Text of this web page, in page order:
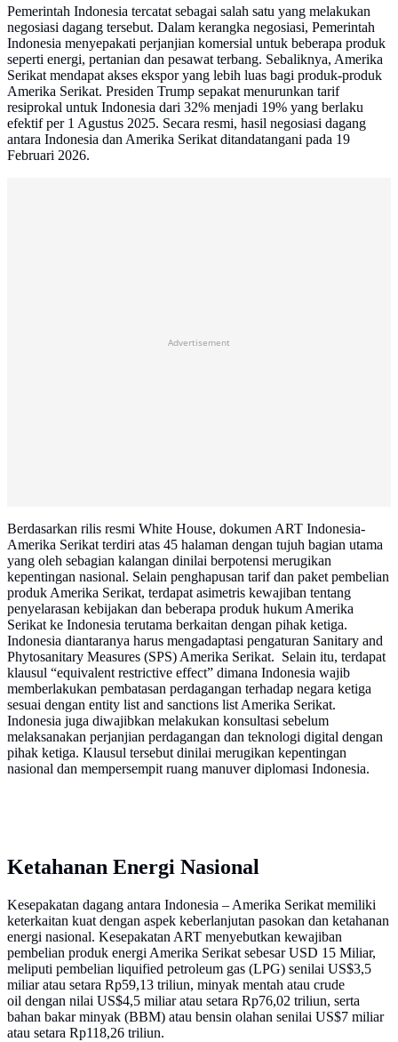
Pemerintah Indonesia tercatat sebagai salah satu yang melakukan
negosiasi dagang tersebut. Dalam kerangka negosiasi, Pemerintah
Indonesia menyepakati perjanjian komersial untuk beberapa produk
seperti energi, pertanian dan pesawat terbang. Sebaliknya, Amerika
Serikat mendapat akses ekspor yang lebih luas bagi produk-produk
Amerika Serikat. Presiden Trump sepakat menurunkan tarif
resiprokal untuk Indonesia dari 32% menjadi 19% yang berlaku
efektif per 1 Agustus 2025. Secara resmi, hasil negosiasi dagang
antara Indonesia dan Amerika Serikat ditandatangani pada 19
Februari 2026.
Advertisement
Berdasarkan rilis resmi White House, dokumen ART Indonesia-
Amerika Serikat terdiri atas 45 halaman dengan tujuh bagian utama
yang oleh sebagian kalangan dinilai berpotensi merugikan
kepentingan nasional. Selain penghapusan tarif dan paket pembelian
produk Amerika Serikat, terdapat asimetris kewajiban tentang
penyelarasan kebijakan dan beberapa produk hukum Amerika
Serikat ke Indonesia terutama berkaitan dengan pihak ketiga.
Indonesia diantaranya harus mengadaptasi pengaturan Sanitary and
Phytosanitary Measures (SPS) Amerika Serikat. Selain itu, terdapat
klausul “equivalent restrictive effect” dimana Indonesia wajib
memberlakukan pembatasan perdagangan terhadap negara ketiga
sesuai dengan entity list and sanctions list Amerika Serikat.
Indonesia juga diwajibkan melakukan konsultasi sebelum
melaksanakan perjanjian perdagangan dan teknologi digital dengan
pihak ketiga. Klausul tersebut dinilai merugikan kepentingan
nasional dan mempersempit ruang manuver diplomasi Indonesia.
Ketahanan Energi Nasional
Kesepakatan dagang antara Indonesia – Amerika Serikat memiliki
keterkaitan kuat dengan aspek keberlanjutan pasokan dan ketahanan
energi nasional. Kesepakatan ART menyebutkan kewajiban
pembelian produk energi Amerika Serikat sebesar USD 15 Miliar,
meliputi pembelian liquified petroleum gas (LPG) senilai US$3,5
miliar atau setara Rp59,13 triliun, minyak mentah atau crude
oil dengan nilai US$4,5 miliar atau setara Rp76,02 triliun, serta
bahan bakar minyak (BBM) atau bensin olahan senilai US$7 miliar
atau setara Rp118,26 triliun.